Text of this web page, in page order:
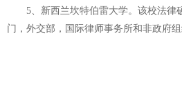
5、新西兰坎特伯雷大学。该校法律硕
门，外交部，国际律师事务所和非政府